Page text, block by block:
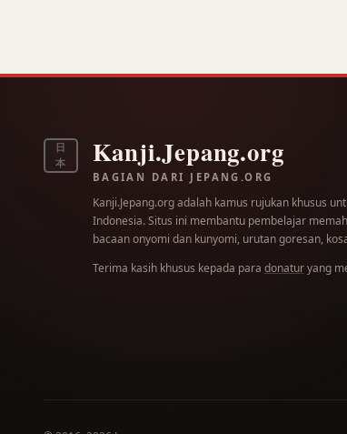
日
本
Kanji.Jepang.org
BAGIAN DARI JEPANG.ORG
Kanji.Jepang.org adalah kamus rujukan khusus
Indonesia. Situs ini membantu pembelajar
bacaan onyomi dan kunyomi, urutan goresan,
Terima kasih khusus kepada para donaturyang